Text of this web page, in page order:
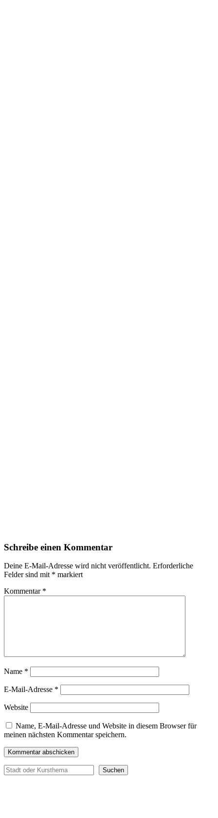
Schreibe einen Kommentar
Deine E-Mail-Adresse wird nicht veröffentlicht. Erforderliche
Felder sind mit * markiert
Kommentar *
Name *
E-Mail-Adresse *
Website
Name, E-Mail-Adresse und Website in diesem Browser für
meinen nächsten Kommentar speichern.
Suchen Suchen